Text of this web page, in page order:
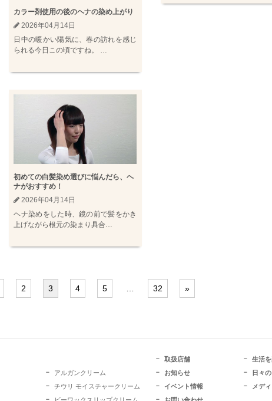
カラー剤使用の後のヘナの染め上がり
2026年04月14日
日中の暖かい陽気に、春の訪れを感じ
られる今日この頃ですね。 …
初めての白髪染め選びに悩んだら、ヘ
ナがおすすめ！
2026年04月14日
ヘナ染めをした時、鏡の前で髪をかき
上げながら根元の染まり具合…
2 3 4 5 32 »
アルガンクリーム
チウリ モイスチャークリーム
ビーワックスリップクリーム
取扱店舗
お知らせ
イベント情報
お問い合わせ
生活
日々
メデ